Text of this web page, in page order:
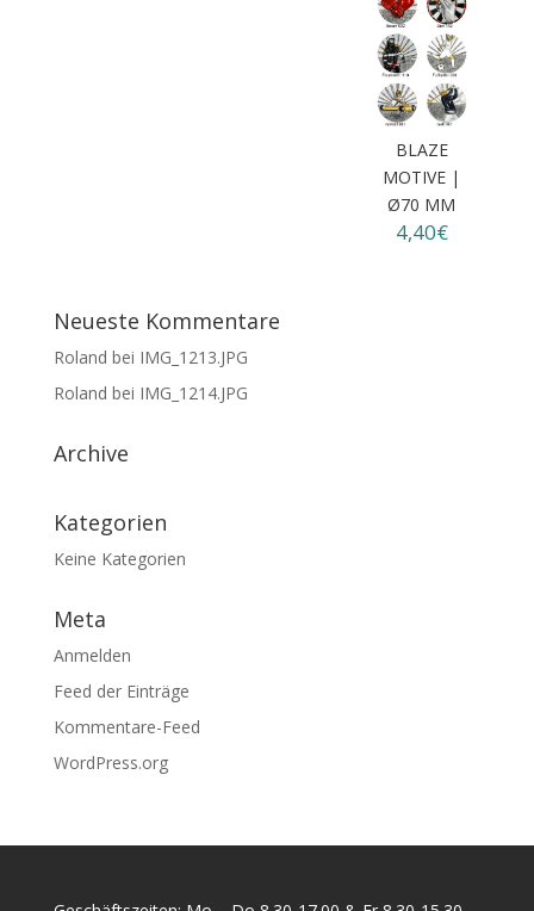
BLAZE
MOTIVE |
Ø70 MM
4,40€
Neueste Kommentare
Roland bei IMG_1213.JPG
Roland bei IMG_1214.JPG
Archive
Kategorien
Keine Kategorien
Meta
Anmelden
Feed der Einträge
Kommentare-Feed
WordPress.org